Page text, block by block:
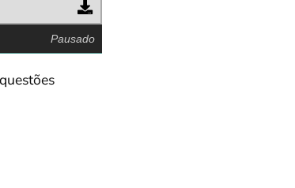
Pausado